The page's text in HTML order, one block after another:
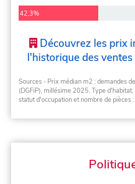
42,3%
Découvrez les prix
l'historique des ventes
Sources - Prix médian m2 : demandes
(DGFiP), millésime 2025. Type
statut d'occupation et nombre de pièces